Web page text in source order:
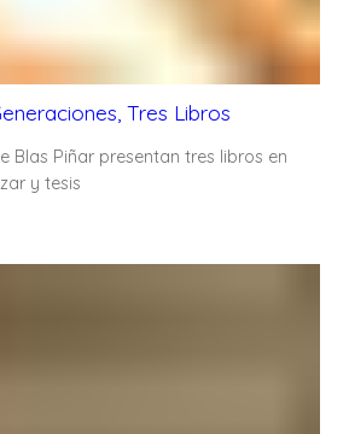
Tres Libros
Blas Piñar presentan tres libros en
y tesis